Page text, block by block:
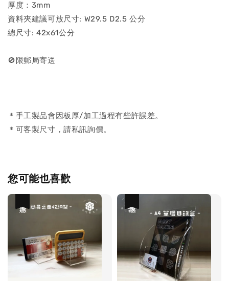
厚度：3mm
資料夾建議可放尺寸: W29.5 D2.5 公分
總尺寸: 42x61公分
🚫限郵局寄送
＊手工製品會因板厚/加工過程有些許誤差。
＊可客製尺寸，請私訊詢價。
您可能也喜歡